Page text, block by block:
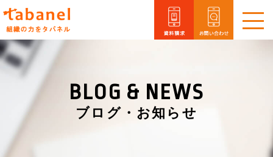
メ
ニ
BLOG & NEWS
ブログ・お知らせ